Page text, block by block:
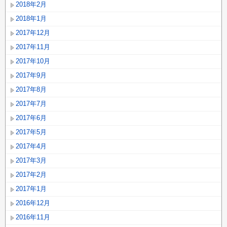
2018年2月
2018年1月
2017年12月
2017年11月
2017年10月
2017年9月
2017年8月
2017年7月
2017年6月
2017年5月
2017年4月
2017年3月
2017年2月
2017年1月
2016年12月
2016年11月